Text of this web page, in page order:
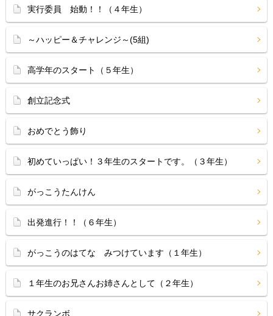
実行委員 始動！！（４年生）
～ハッピー＆チャレンジ～(5組)
高学年のスタート（５年生）
創立記念式
おめでとう飾り
初めていっぱい！３年生のスタートです。（３年生）
がっこうたんけん
出発進行！！（６年生）
がっこうのはてな みつけています（１年生）
１年生のお兄さんお姉さんとして（２年生）
サクランボ